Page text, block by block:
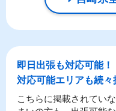
即日出張も対応可能！
対応可能エリアも続々
こちらに掲載されてい